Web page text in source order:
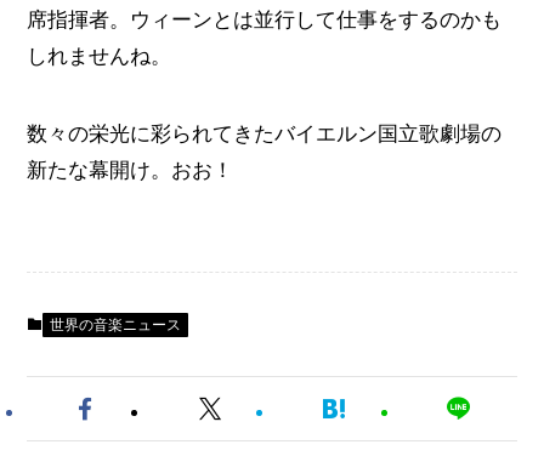
席指揮者。ウィーンとは並行して仕事をするのかも
しれませんね。
数々の栄光に彩られてきたバイエルン国立歌劇場の
新たな幕開け。おお！
世界の音楽ニュース